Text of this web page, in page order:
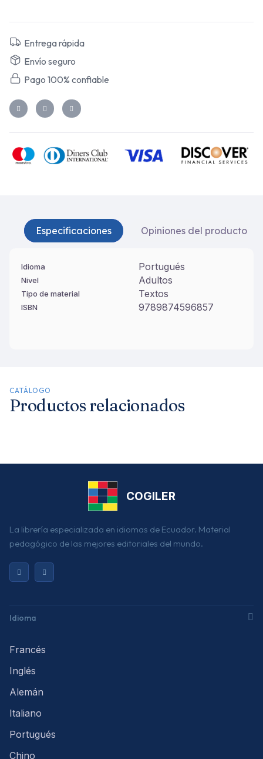
Entrega rápida
Envío seguro
Pago 100% confiable
Especificaciones Opiniones del producto
Idioma Portugués
Nivel Adultos
Tipo de material Textos
ISBN 9789874596857
CATÁLOGO
Productos relacionados
COGILER
La librería especializada en idiomas de Ecuador. Material
pedagógico de las mejores editoriales del mundo.
Idioma
Francés
Inglés
Alemán
Italiano
Portugués
Chino